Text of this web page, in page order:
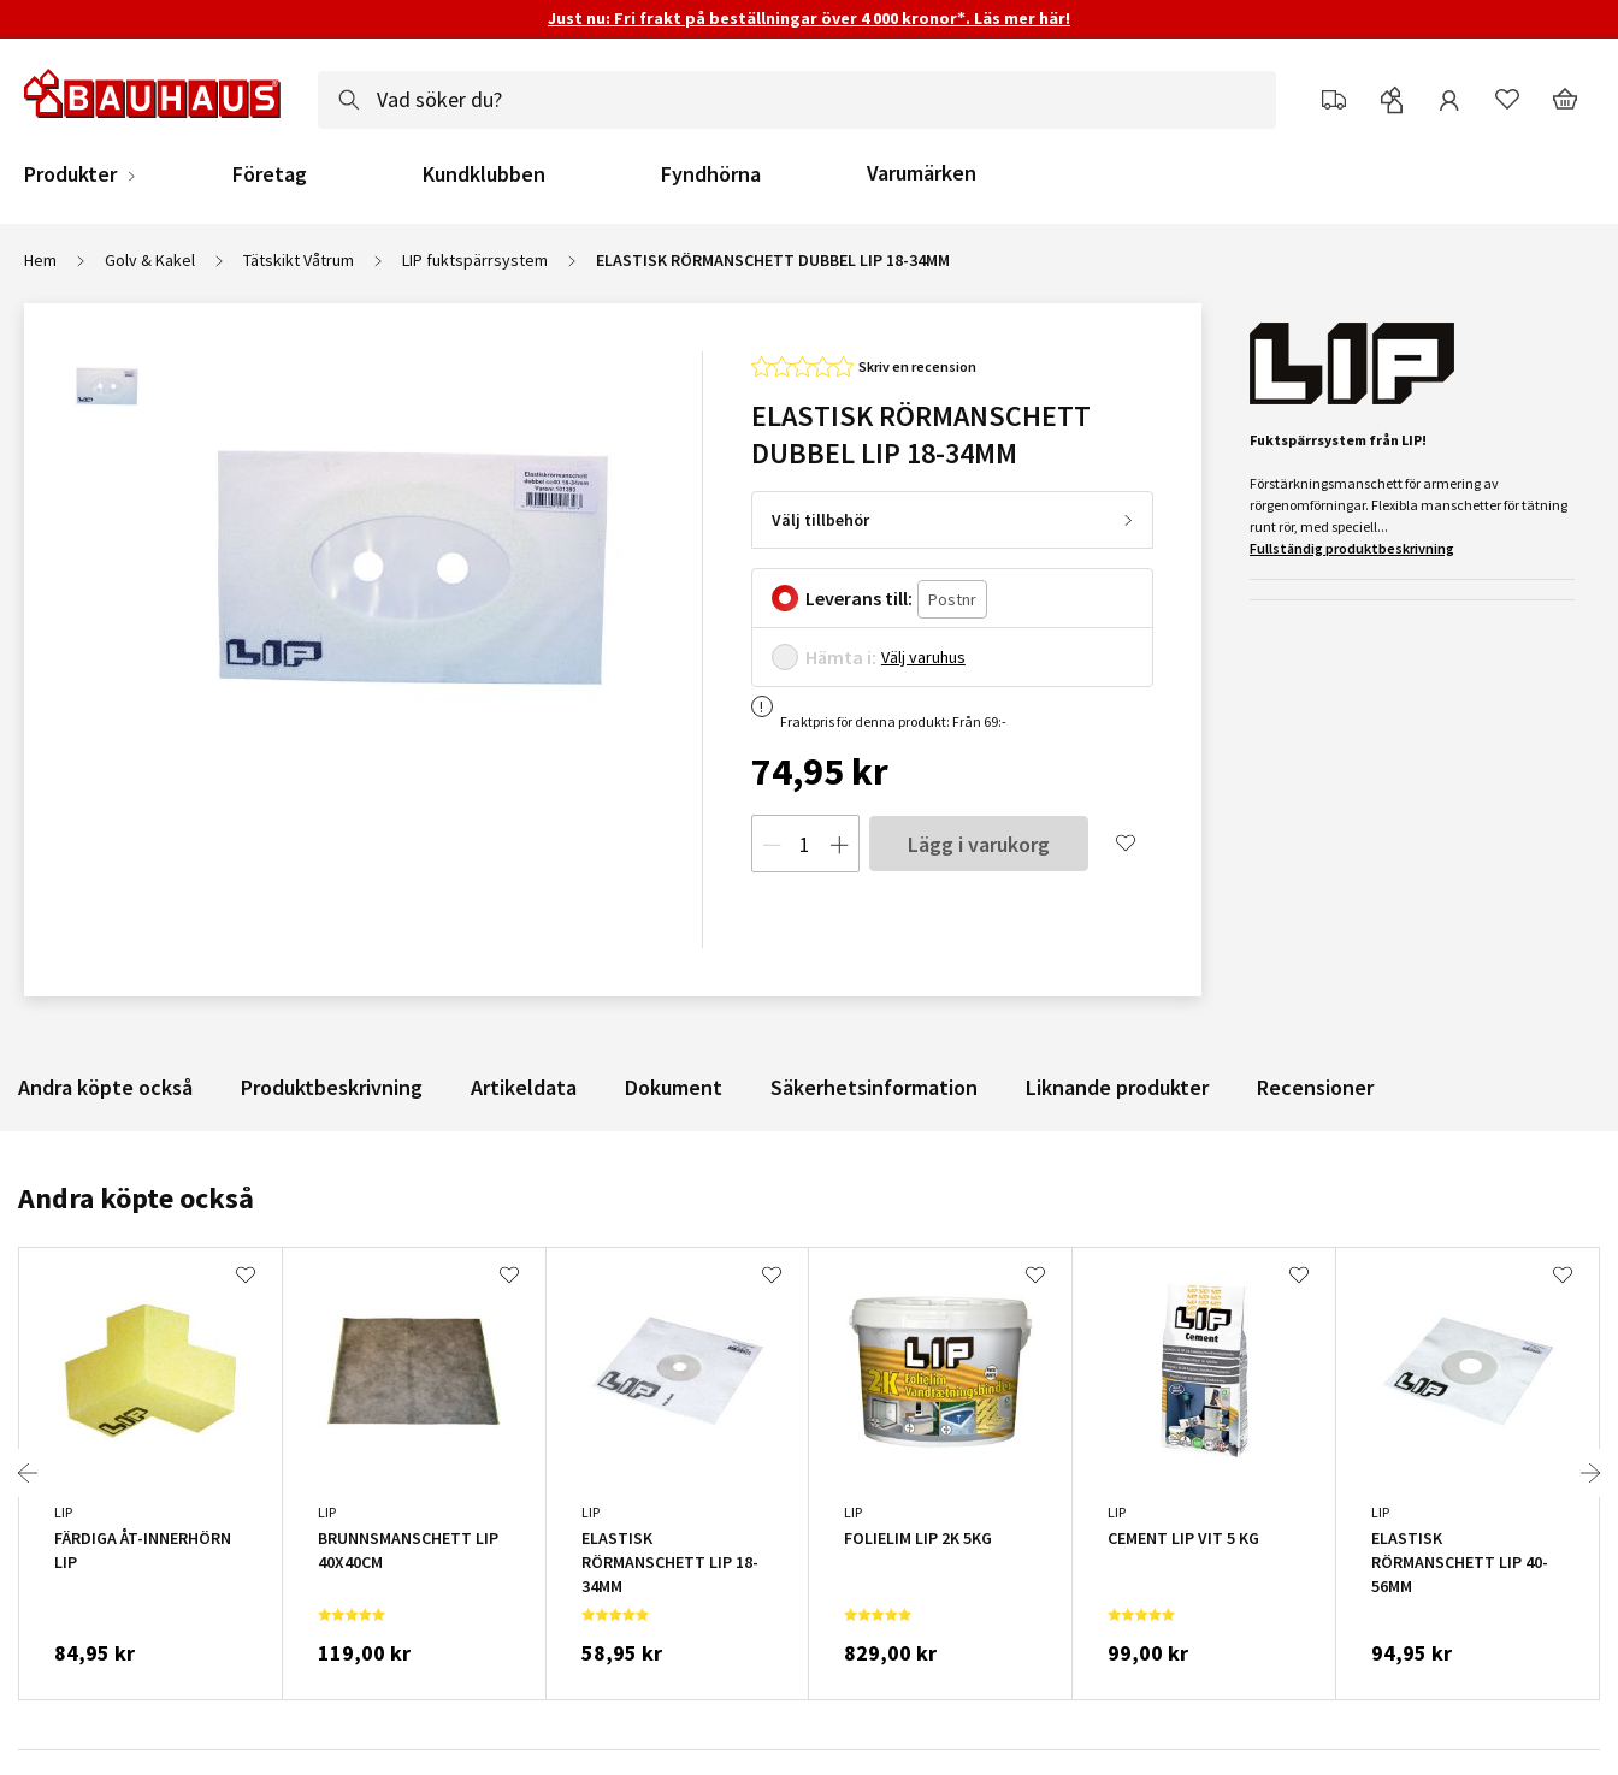
Just nu: Fri frakt på beställningar över 4 000 kronor*. Läs mer här!
Produkter Företag Kundklubben Fyndhörna Varumärken
Hem Golv & Kakel Tätskikt Våtrum LIP fuktspärrsystem ELASTISK RÖRMANSCHETT DUBBEL LIP 18-34MM
Skriv en recension
ELASTISK RÖRMANSCHETT
DUBBEL LIP 18-34MM
Välj tillbehör
Leverans till:
Hämta i: Välj varuhus
Fraktpris för denna produkt: Från 69:-
74,95 kr
Lägg i varukorg
Fuktspärrsystem från LIP!
Förstärkningsmanschett för armering av
rörgenomförningar. Flexibla manschetter för tätning
runt rör, med speciell...
Fullständig produktbeskrivning
Andra köpte också Produktbeskrivning Artikeldata Dokument Säkerhetsinformation Liknande produkter Recensioner
Andra köpte också
LIP
FÄRDIGA ÅT-INNERHÖRN
LIP
84,95 kr
LIP
BRUNNSMANSCHETT LIP
40X40CM
119,00 kr
LIP
ELASTISK
RÖRMANSCHETT LIP 18-
34MM
58,95 kr
LIP
FOLIELIM LIP 2K 5KG
829,00 kr
LIP
CEMENT LIP VIT 5 KG
99,00 kr
LIP
ELASTISK
RÖRMANSCHETT LIP 40-
56MM
94,95 kr